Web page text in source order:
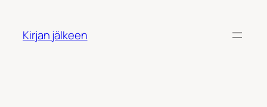
Kirjan jälkeen